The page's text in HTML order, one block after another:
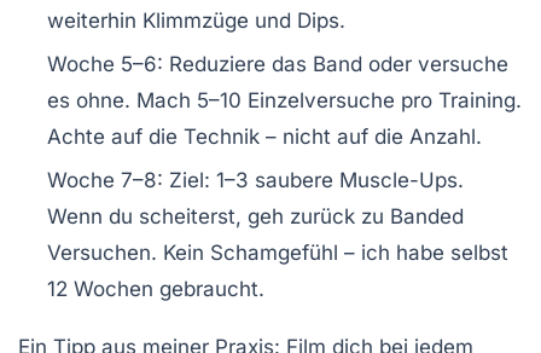
weiterhin Klimmzüge und Dips.
Woche 5–6: Reduziere das Band oder versuche
es ohne. Mach 5–10 Einzelversuche pro Training.
Achte auf die Technik – nicht auf die Anzahl.
Woche 7–8: Ziel: 1–3 saubere Muscle-Ups.
Wenn du scheiterst, geh zurück zu Banded
Versuchen. Kein Schamgefühl – ich habe selbst
12 Wochen gebraucht.
Ein Tipp aus meiner Praxis: Film dich bei jedem